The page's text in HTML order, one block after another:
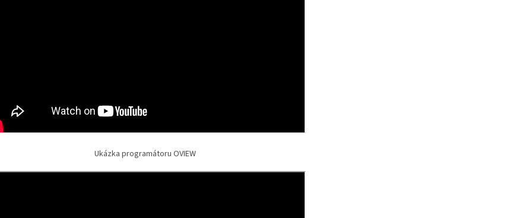
Ukázka programátoru OVIEW